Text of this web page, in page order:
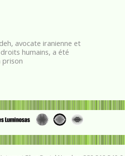
avocate iranienne et
humains, a été
prison